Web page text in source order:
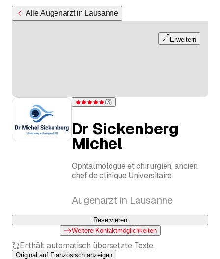
Alle Augenarzt in Lausanne
Erweitern
Bewertung 5 von 5 Sternen bei 3 Bewertungen
(3)
Dr Sickenberg
Michel
Ophtalmologue et chirurgien, ancien
chef de clinique Universitaire
Augenarzt in Lausanne
Reservieren
Weitere Kontaktmöglichkeiten
Enthält automatisch übersetzte Texte.
Original auf Französisch anzeigen